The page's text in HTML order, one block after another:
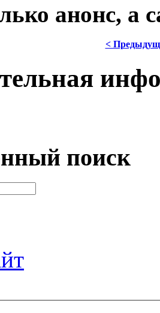
анонс, а
<
поиск